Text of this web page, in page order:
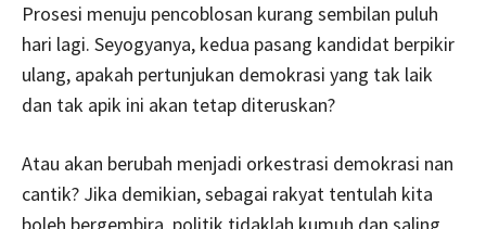
Prosesi menuju pencoblosan kurang sembilan puluh
hari lagi. Seyogyanya, kedua pasang kandidat berpikir
ulang, apakah pertunjukan demokrasi yang tak laik
dan tak apik ini akan tetap diteruskan?
Atau akan berubah menjadi orkestrasi demokrasi nan
cantik? Jika demikian, sebagai rakyat tentulah kita